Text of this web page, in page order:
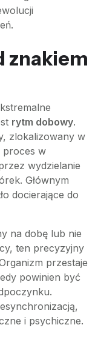
znakiem
rytm dobowy.
zlokalizowany w
proces w
wydzielanie
Głównym
docierające do
na dobę lub nie
ten precyzyjny
przestaje
powinien być
i psychiczne.